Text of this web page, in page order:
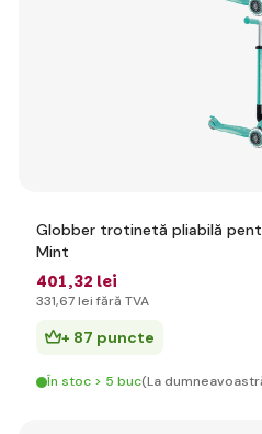
Globber trotinetă pliabilă
Mint
401,32 lei
331,67 lei fără TVA
+ 87 puncte
În stoc > 5 buc(La